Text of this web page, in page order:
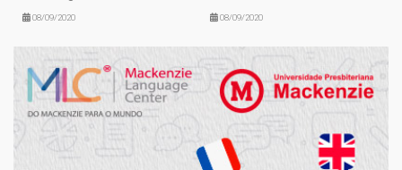
08/09/2020 08/09/2020